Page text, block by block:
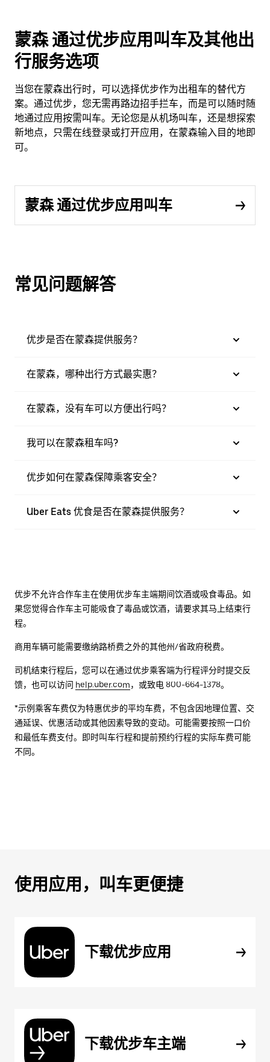
蒙森 通过优步应用叫车及其他出
行服务选项
当您在蒙森出行时，可以选择优步作为出租车的替代方
案。通过优步，您无需再路边招手拦车，而是可以随时随
地通过应用按需叫车。无论您是从机场叫车，还是想探索
新地点，只需在线登录或打开应用，在蒙森输入目的地即
可。
蒙森 通过优步应用叫车
常见问题解答
优步是否在蒙森提供服务？
在蒙森，哪种出行方式最实惠？
在蒙森，没有车可以方便出行吗？
我可以在蒙森租车吗?
优步如何在蒙森保障乘客安全？
Uber Eats 优食是否在蒙森提供服务？
优步不允许合作车主在使用优步车主端期间饮酒或吸食毒品。如
果您觉得合作车主可能吸食了毒品或饮酒，请要求其马上结束行
程。
商用车辆可能需要缴纳路桥费之外的其他州/省政府税费。
司机结束行程后，您可以在通过优步乘客端为行程评分时提交反
馈，也可以访问 help.uber.com，或致电 800-664-1378。
*示例乘客车费仅为特惠优步的平均车费，不包含因地理位置、交
通延误、优惠活动或其他因素导致的变动。可能需要按照一口价
和最低车费支付。即时叫车行程和提前预约行程的实际车费可能
不同。
使用应用，叫车更便捷
下载优步应用
下载优步车主端